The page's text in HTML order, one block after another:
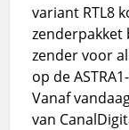
variant RTL8
zenderpakket
zender voor
op de
Vanaf
van